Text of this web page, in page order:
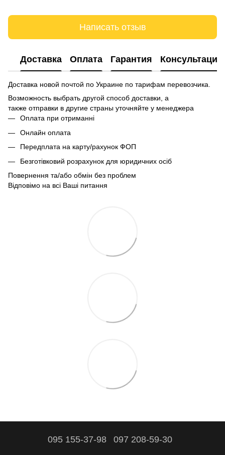
Написать отзыв
Доставка Оплата Гарантия Консультация
Доставка новой почтой по Украине по тарифам перевозчика.
Возможность выбрать другой способ доставки, а
также отправки в другие страны уточняйте у менеджера
Оплата при отриманні
Онлайн оплата
Передплата на карту/рахунок ФОП
Безготівковий розрахунок для юридичних осіб
Повернення та/або обмін без проблем
Відповімо на всі Ваші питання
095 155-37-98 097 208-59-30